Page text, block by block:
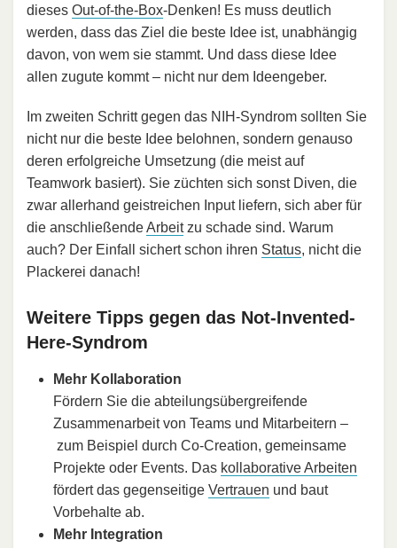
dieses Out-of-the-Box-Denken! Es muss deutlich
werden, dass das Ziel die beste Idee ist, unabhängig
davon, von wem sie stammt. Und dass diese Idee
allen zugute kommt – nicht nur dem Ideengeber.
Im zweiten Schritt gegen das NIH-Syndrom sollten Sie
nicht nur die beste Idee belohnen, sondern genauso
deren erfolgreiche Umsetzung (die meist auf
Teamwork basiert). Sie züchten sich sonst Diven, die
zwar allerhand geistreichen Input liefern, sich aber für
die anschließendeArbeitzu schade sind. Warum
auch? Der Einfall sichert schon ihren Status, nicht die
Plackerei danach!
Weitere Tipps gegen das Not-Invented-
Here-Syndrom
Mehr Kollaboration
Fördern Sie die abteilungsübergreifende
Zusammenarbeit von Teams und Mitarbeitern –
zum Beispiel durch Co-Creation, gemeinsame
Projekte oder Events. Das kollaborative Arbeiten
fördert das gegenseitige Vertrauen und baut
Vorbehalte ab.
Mehr Integration